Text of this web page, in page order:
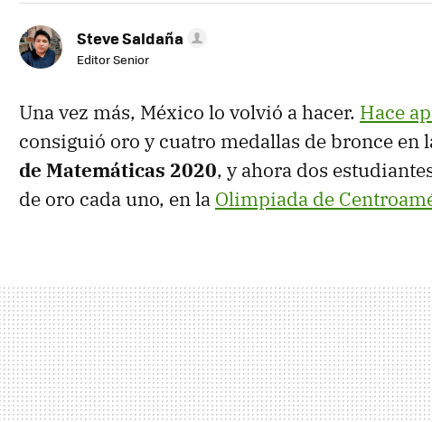
Steve Saldaña
Editor Senior
Una vez más, México lo volvió a hacer. Hace
consiguió oro y cuatro medallas de bronce en
de Matemáticas 2020, y ahora dos
de oro cada uno, en la Olimpiada de